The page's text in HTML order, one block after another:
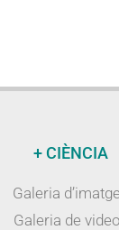
+ CIÈNCIA
Galeria
Galeria de